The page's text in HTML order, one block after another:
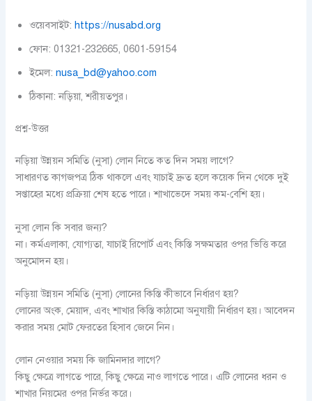
ওয়েবসাইট: https://nusabd.org
ফোন: 01321-232665, 0601-59154
ইমেল:nusa_bd@yahoo.com
ঠিকানা: নড়িয়া, শরীয়তপুর।
প্রশ্ন-উত্তর
নড়িয়া উন্নয়ন সমিতি (নুসা) লোন নিতে কত দিন সময় লাগে?
সাধারণত কাগজপত্র ঠিক থাকলে এবং যাচাই দ্রুত হলে কয়েক দিন থেকে দুই
সপ্তাহের মধ্যে প্রক্রিয়া শেষ হতে পারে। শাখাভেদে সময় কম-বেশি হয়।
নুসা লোন কি সবার জন্য?
না। কর্মএলাকা, যোগ্যতা, যাচাই রিপোর্ট এবং কিস্তি সক্ষমতার ওপর ভিত্তি করে
অনুমোদন হয়।
নড়িয়া উন্নয়ন সমিতি (নুসা) লোনের কিস্তি কীভাবে নির্ধারণ হয়?
লোনের অংক, মেয়াদ, এবং শাখার কিস্তি কাঠামো অনুযায়ী নির্ধারণ হয়। আবেদন
করার সময় মোট ফেরতের হিসাব জেনে নিন।
লোন নেওয়ার সময় কি জামিনদার লাগে?
কিছু ক্ষেত্রে লাগতে পারে, কিছু ক্ষেত্রে নাও লাগতে পারে। এটি লোনের ধরন ও
শাখার নিয়মের ওপর নির্ভর করে।